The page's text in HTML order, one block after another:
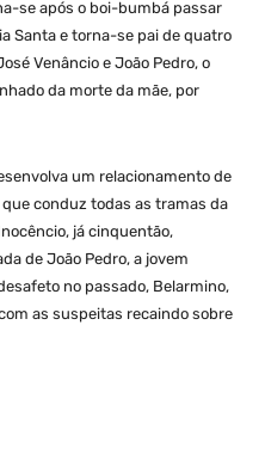
se após o boi-bumbá passar
Santa e torna-se pai de quatro
Venâncio e João Pedro, o
da morte da mãe, por
um relacionamento de
conduz todas as tramas da
já cinquentão,
de João Pedro, a jovem
no passado, Belarmino,
as suspeitas recaindo sobre